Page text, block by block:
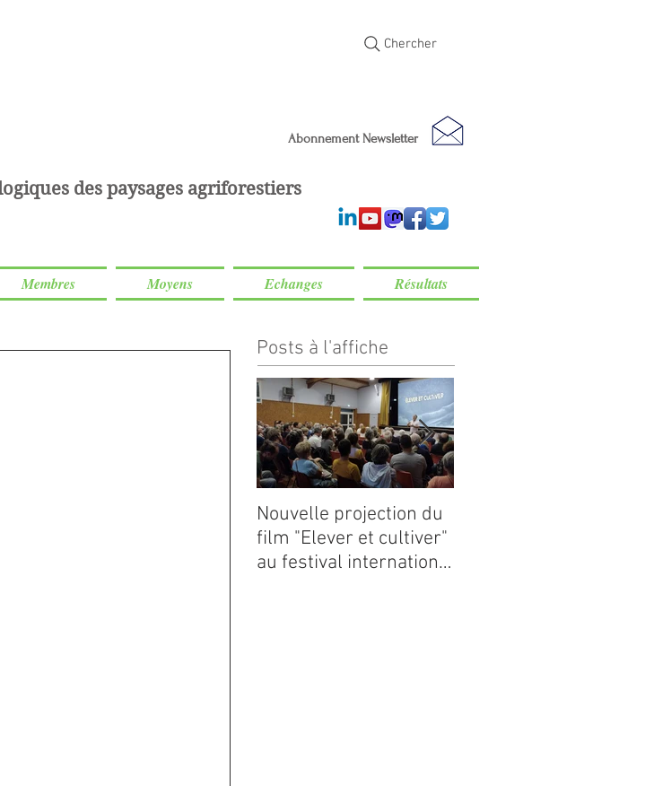
Chercher
Abonnement Newsletter
des paysages agriforestiers
Membres Moyens Echanges Résultats
Posts à l'affiche
Nouvelle projection du
film "Elever et cultiver"
au festival international